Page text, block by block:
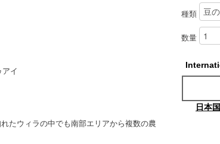
イ
たウィラの中でも南部エリアから複数の農
種類
数量
日本